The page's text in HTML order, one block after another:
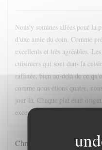
Nous'y sommes allées pour la
d'une amie du coin. Comme
excellents et très agréables.
cuisiniers qui sont dans la
raffinée, bien au-delà de ce
comme nous étions quatre,
jour-là. Chaque plat était
exceptionnel. Un excellent
Christine